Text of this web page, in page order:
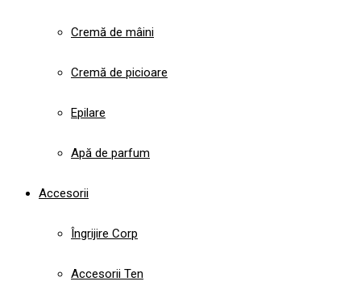
Cremă de mâini
Cremă de picioare
Epilare
Apă de parfum
Accesorii
Îngrijire Corp
Accesorii Ten